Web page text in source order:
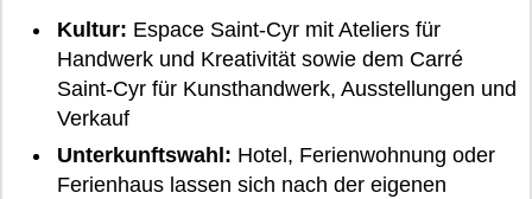
Kultur: Espace Saint-Cyr mit Ateliers für
Handwerk und Kreativität sowie dem Carré
Saint-Cyr für Kunsthandwerk, Ausstellungen und
Verkauf
Unterkunftswahl: Hotel, Ferienwohnung oder
Ferienhaus lassen sich nach der eigenen